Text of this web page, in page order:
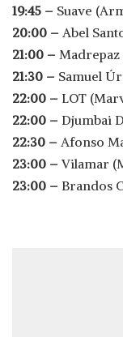
19:45 – Suave
20:00 – Abel
21:00 – Madrepaz
21:30 – Samuel
22:00 – LOT
22:00 – Djumbai
22:30 – Afonso
23:00 – Vilamar
23:00 – Brandos